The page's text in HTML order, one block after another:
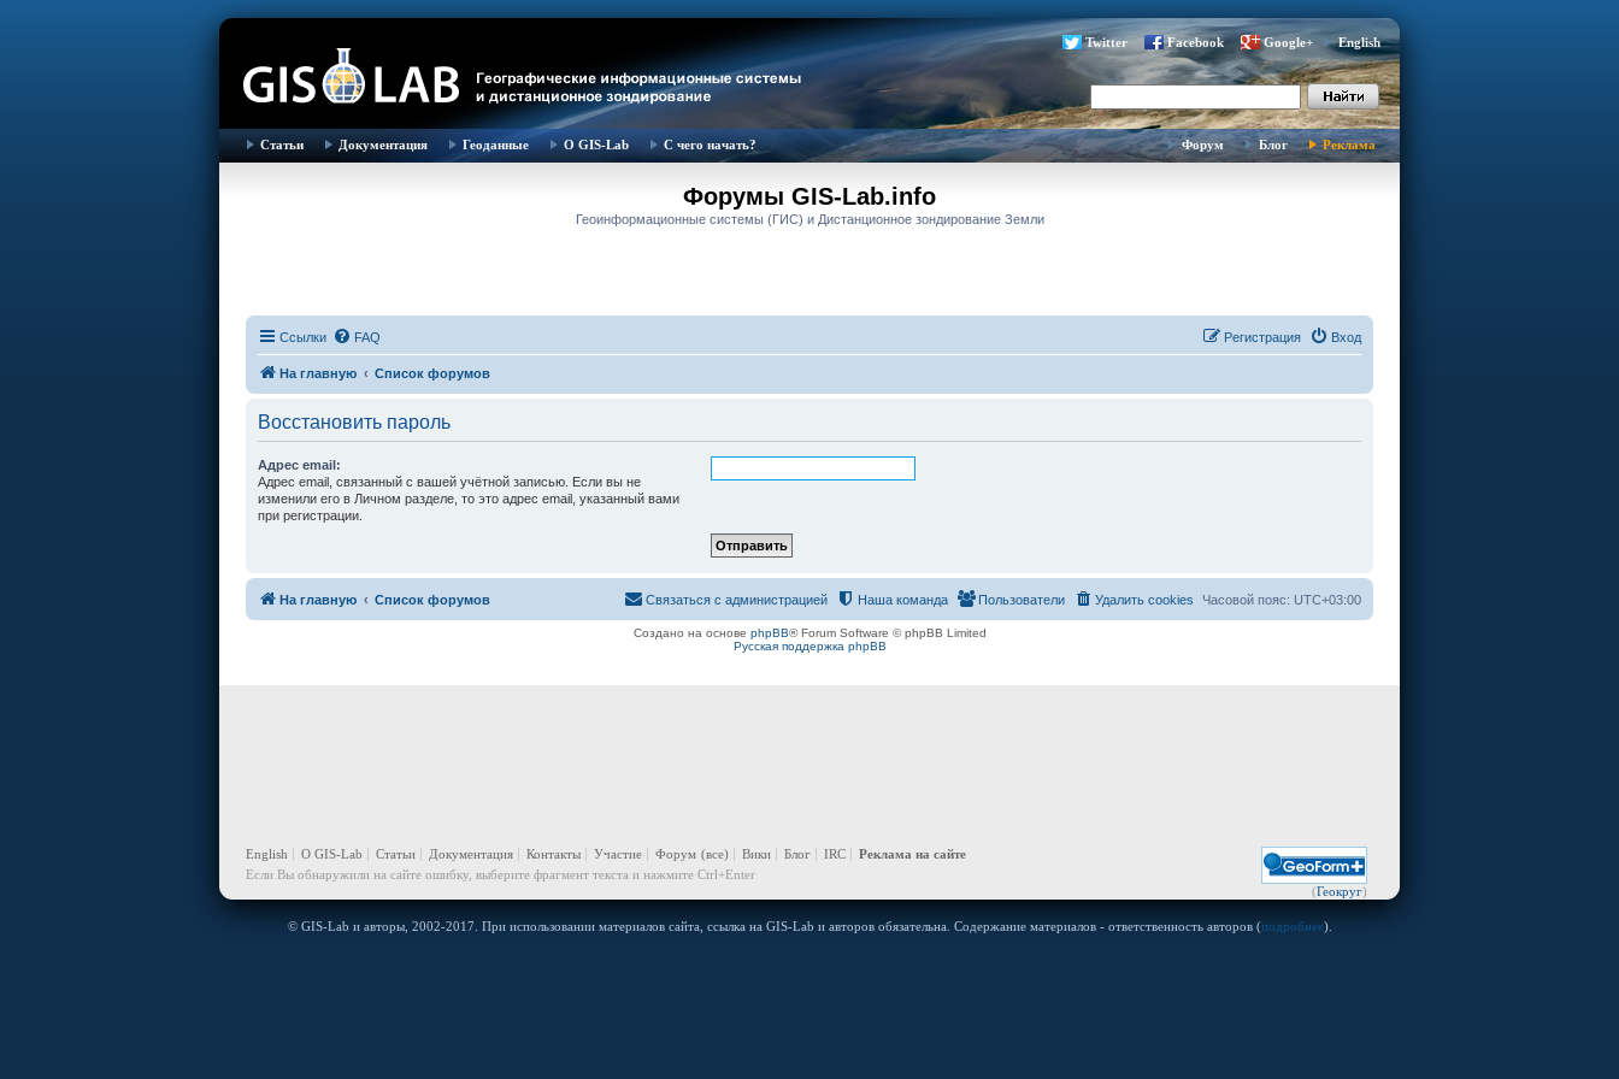
Twitter Facebook Google+ English
Статьи Документация Геоданные О GIS-Lab С чего начать? Форум Блог Реклама
Форумы GIS-Lab.info
Геоинформационные системы (ГИС) и Дистанционное зондирование Земли
Ссылки FAQ Вход
Регистрация
На главную Список форумов
Восстановить пароль
Адрес email:
Адрес email, связанный с вашей учётной записью. Если вы не
изменили его в Личном разделе, то это адрес email, указанный вами
при регистрации.
На главную Список форумов Часовой пояс: UTC+03:00
Удалить cookies
Пользователи
Наша команда
Связаться с администрацией
Создано на основе phpBB® Forum Software © phpBB Limited
Русская поддержка phpBB
(Геокруг)
English О GIS-Lab Статьи Документация Контакты Участие Форум (все) Вики Блог IRC
Реклама на сайте
Если Вы обнаружили на сайте ошибку, выберите фрагмент текста и нажмите Ctrl+Enter
© GIS-Lab и авторы, 2002-2017. При использовании материалов сайта, ссылка на GIS-Lab и авторов обязательна. Содержание материалов - ответственность авторов (подробнее).